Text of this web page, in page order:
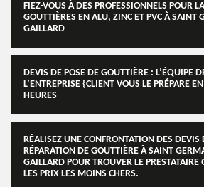
FIEZ-VOUS À DES PROFESSIONNELS POUR
GOUTTIÈRES EN ALU, ZINC ET PVC À SAINT
GAILLARD
DEVIS DE POSE DE GOUTTIÈRE : L’ÉQUIPE
L’ENTREPRISE {CLIENT VOUS LE PRÉPARE
HEURES
RÉALISEZ UNE CONFRONTATION DES DEVIS
RÉPARATION DE GOUTTIÈRE À SAINT
GAILLARD POUR TROUVER LE PRESTATAIRE
LES PRIX LES MOINS CHERS.